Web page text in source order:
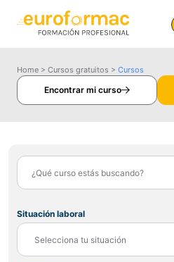
Home > Cursos gratuitos > Cursos
Encontrar mi curso
Situación laboral